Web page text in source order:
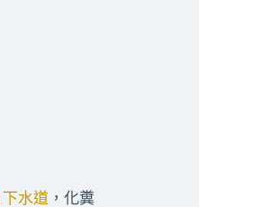
下水道 ，化糞